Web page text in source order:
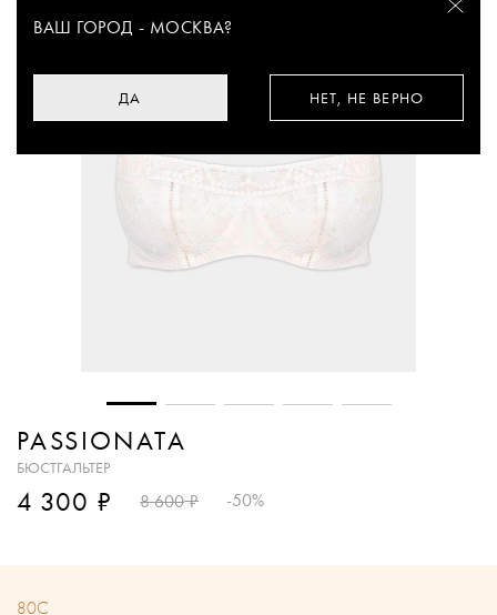
ВАШ ГОРОД - МОСКВА?
ДА НЕТ, НЕ ВЕРНО
PASSIONATA
БЮСТГАЛЬТЕР
4 300 ₽ 8 600₽ -50%
80C